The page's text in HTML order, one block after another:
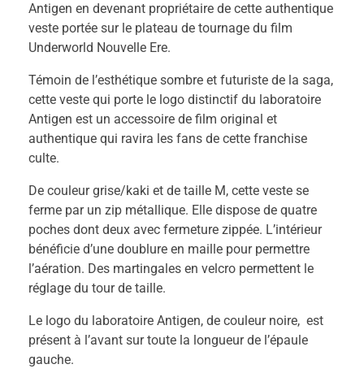
Antigen en devenant propriétaire de cette authentique
veste portée sur le plateau de tournage du film
Underworld Nouvelle Ere.
Témoin de l’esthétique sombre et futuriste de la saga,
cette veste qui porte le logo distinctif du laboratoire
Antigen est un accessoire de film original et
authentique qui ravira les fans de cette franchise
culte.
De couleur grise/kaki et de taille M, cette veste se
ferme par un zip métallique. Elle dispose de quatre
poches dont deux avec fermeture zippée. L’intérieur
bénéficie d’une doublure en maille pour permettre
l’aération. Des martingales en velcro permettent le
réglage du tour de taille.
Le logo du laboratoire Antigen, de couleur noire, est
présent à l’avant sur toute la longueur de l’épaule
gauche.